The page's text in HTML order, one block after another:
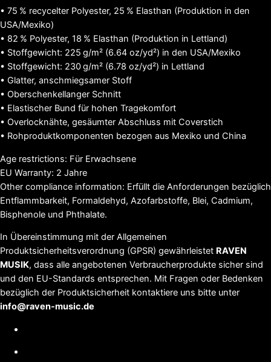
• 75 % recycelter Polyester, 25 % Elasthan (Produktion in den
USA/Mexiko)
• 82 % Polyester, 18 % Elasthan (Produktion in Lettland)
• Stoffgewicht: 225 g/m² (6.64 oz/yd²) in den USA/Mexiko
• Stoffgewicht: 230 g/m² (6.78 oz/yd²) in Lettland
• Glatter, anschmiegsamer Stoff
• Oberschenkellanger Schnitt
• Elastischer Bund für hohen Tragekomfort
• Overlocknähte, gesäumter Abschluss mit Coverstich
• Rohproduktkomponenten bezogen aus Mexiko und China
Age restrictions: Für Erwachsene
EU Warranty: 2 Jahre
Other compliance information: Erfüllt die Anforderungen bezüglich
Entflammbarkeit, Formaldehyd, Azofarbstoffe, Blei, Cadmium,
Bisphenole und Phthalate.
In Übereinstimmung mit der Allgemeinen
Produktsicherheitsverordnung (GPSR) gewährleistet RAVEN
MUSIK, dass alle angebotenen Verbraucherprodukte sicher sind
und den EU-Standards entsprechen. Mit Fragen oder Bedenken
bezüglich der Produktsicherheit kontaktiere uns bitte unter
info@raven-music.de